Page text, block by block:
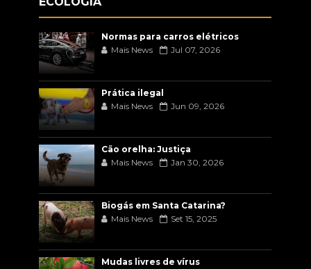
Normas para carros elétricos
Mais News
Jul 07, 2026
Prática ilegal
Mais News
Jun 09, 2026
Cão orelha: Justiça
Mais News
Jan 30, 2026
Biogás em Santa Catarina?
Mais News
Set 15, 2025
Mudas livres de vírus